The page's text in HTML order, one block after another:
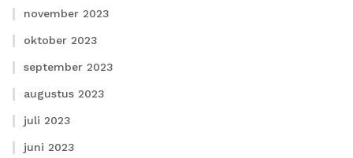
november 2023
oktober 2023
september 2023
augustus 2023
juli 2023
juni 2023